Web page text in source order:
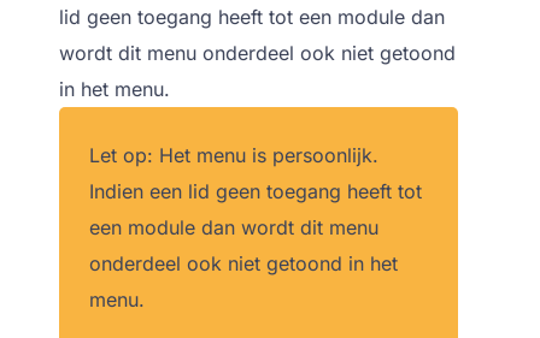
lid geen toegang heeft tot een module dan
wordt dit menu onderdeel ook niet getoond
in het menu.
Let op: Het menu is persoonlijk.
Indien een lid geen toegang heeft tot
een module dan wordt dit menu
onderdeel ook niet getoond in het
menu.